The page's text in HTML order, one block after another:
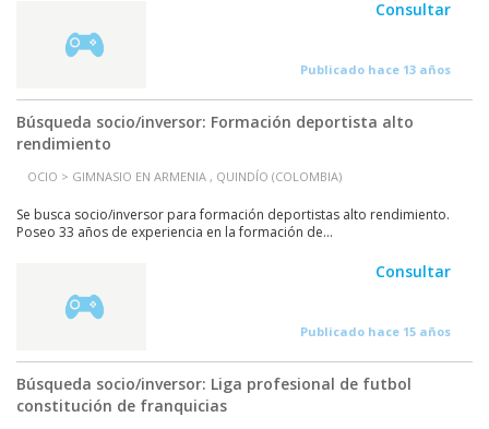
Consultar
Publicado hace 13 años
Búsqueda socio/inversor: Formación deportista alto
rendimiento
OCIO > GIMNASIO EN ARMENIA , QUINDÍO (COLOMBIA)
Se busca socio/inversor para formación deportistas alto rendimiento.
Poseo 33 años de experiencia en la formación de...
Consultar
Publicado hace 15 años
Búsqueda socio/inversor: Liga profesional de futbol
constitución de franquicias